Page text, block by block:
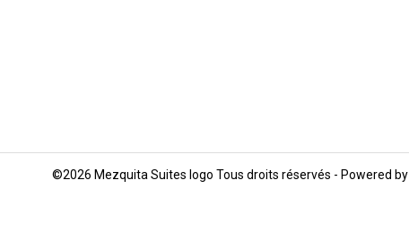
©2026 Mezquita Suites logo Tous droits réservés - Powered by